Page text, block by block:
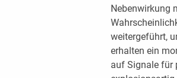
Nebenwirkung
weitergeführt,
erhalten ein
auf Signale für